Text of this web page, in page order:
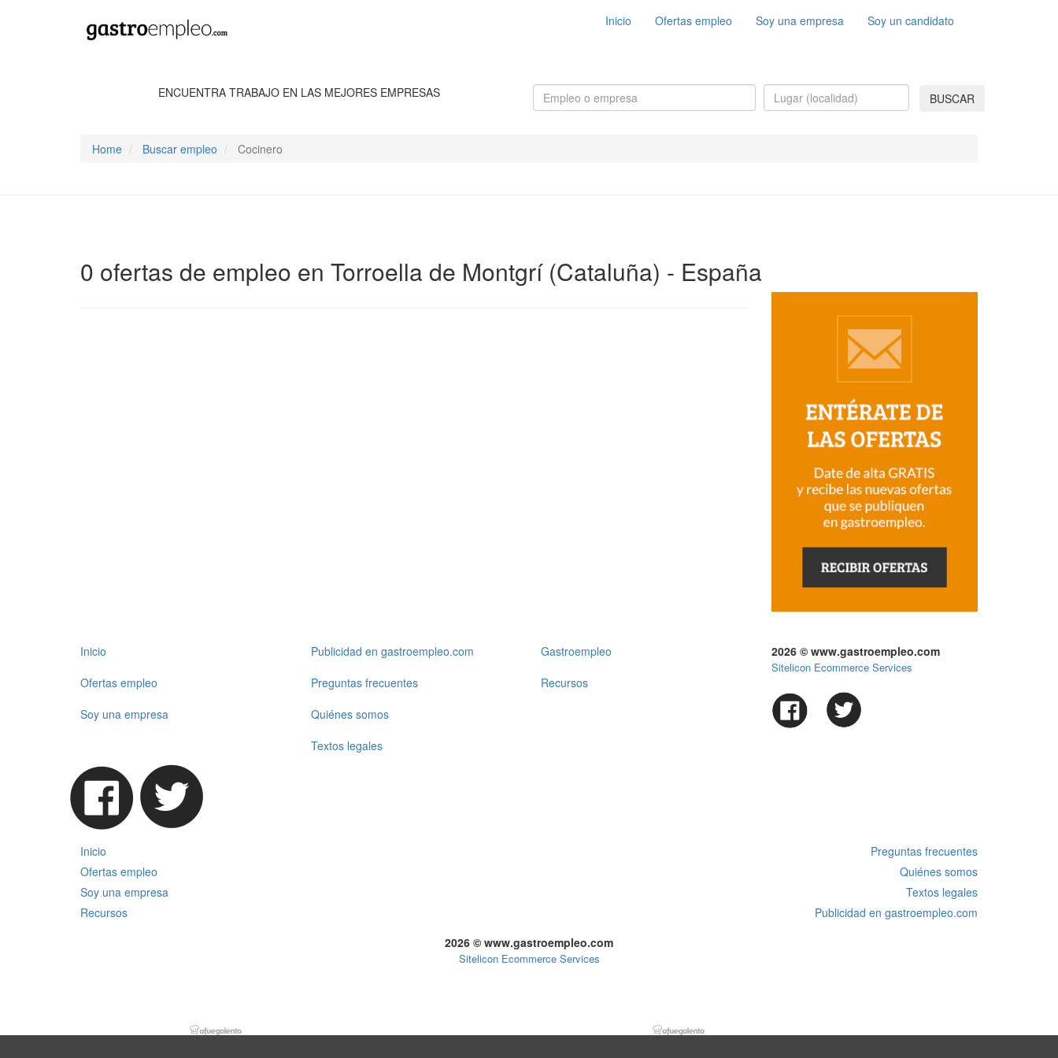
Inicio Ofertas empleo Soy una empresa Soy un candidato
ENCUENTRA TRABAJO EN LAS MEJORES EMPRESAS BUSCAR
Home Buscar empleo Cocinero
0 ofertas de empleo en Torroella de Montgrí (Cataluña) - España
Inicio
Ofertas empleo
Soy una empresa
Publicidad en gastroempleo.com
Preguntas frecuentes
Quiénes somos
Textos legales
Gastroempleo
Recursos
2026 © www.gastroempleo.com
Sitelicon Ecommerce Services
Inicio
Preguntas frecuentes
Ofertas empleo
Quiénes somos
Soy una empresa
Textos legales
Recursos
Publicidad en gastroempleo.com
2026 © www.gastroempleo.com
Sitelicon Ecommerce Services